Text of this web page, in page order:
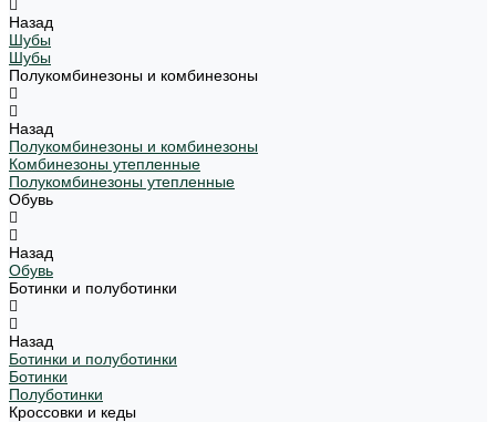
Назад
Шубы
Шубы
Полукомбинезоны и комбинезоны
Назад
Полукомбинезоны и комбинезоны
Комбинезоны утепленные
Полукомбинезоны утепленные
Обувь
Назад
Обувь
Ботинки и полуботинки
Назад
Ботинки и полуботинки
Ботинки
Полуботинки
Кроссовки и кеды